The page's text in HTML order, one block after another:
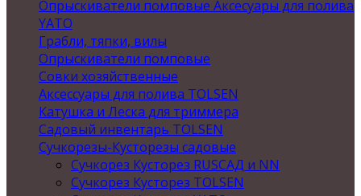
Опрыскиватели помповые Аксесуары для полива
YATO
Грабли, тяпки, вилы
Опрыскиватели помповые
Совки хозяйственные
Аксессуары для полива TOLSEN
Катушка и Леска для триммера
Садовый инвентарь TOLSEN
Сучкорезы-Кусторезы садовые
Сучкорез Кусторез RUSСАД и NN
Сучкорез Кусторез TOLSEN